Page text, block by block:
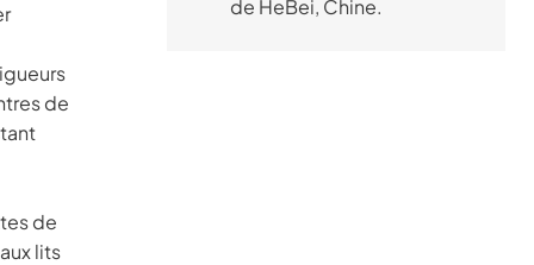
de
de
lits
réglables et les projets
de HeBei, Chine.